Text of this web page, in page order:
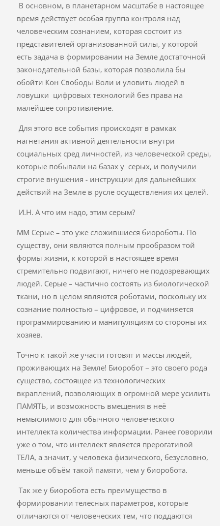
В основном, в планетарном масштабе в настоящее
время действует особая группа контроля над
человеческим сознанием, которая состоит из
представителей организованной силы, у которой
есть задача в формировании на Земле достаточной
законодательной базы, которая позволила бы
обойти Кон Свободы Воли и уловить людей в
ловушки цифровых технологий без права на
малейшее сопротивление.
Для этого все события происходят в рамках
нагнетания активной деятельности внутри
социальных сред личностей, из человеческой среды,
которые побывали на базах у серых, и получили
строгие внушения - инструкции для дальнейших
действий на Земле в русле осуществления их целей.
И.Н. А что им надо, этим серым?
ММ Серые – это уже сложившиеся биороботы. По
существу, они являются полным прообразом той
формы жизни, к которой в настоящее время
стремительно подвигают, ничего не подозревающих
людей. Серые – частично состоять из биологической
ткани, но в целом являются роботами, поскольку их
сознание полностью – цифровое, и подчиняется
программированию и манипуляциям со стороны их
хозяев.
Точно к такой же участи готовят и массы людей,
проживающих на Земле! Биоробот – это своего рода
существо, состоящее из технологических
вкраплений, позволяющих в огромной мере усилить
ПАМЯТЬ, и возможность вмещения в неё
немыслимого для обычного человеческого
интеллекта количества информации. Ранее говорили
уже о том, что интеллект является прерогативой
ТЕЛА, а значит, у человека физического, безусловно,
меньше объём такой памяти, чем у биоробота.
Так же у биоробота есть преимущество в
формировании телесных параметров, которые
отличаются от человеческих тем, что поддаются